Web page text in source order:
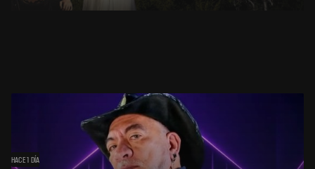
HACE 1 DÍA